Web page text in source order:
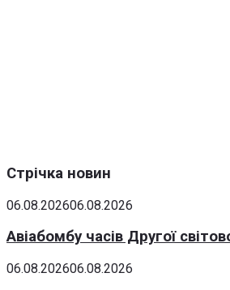
Стрічка новин
06.08.202606.08.2026
Авіабомбу часів Другої
06.08.202606.08.2026